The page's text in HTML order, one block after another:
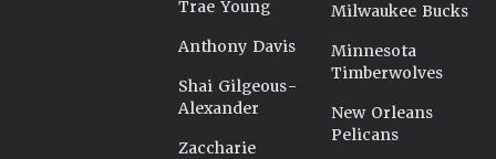
Trae Young
Anthony Davis
Shai Gilgeous-
Alexander
Zaccharie
Milwaukee Bucks
Minnesota
Timberwolves
New Orleans
Pelicans